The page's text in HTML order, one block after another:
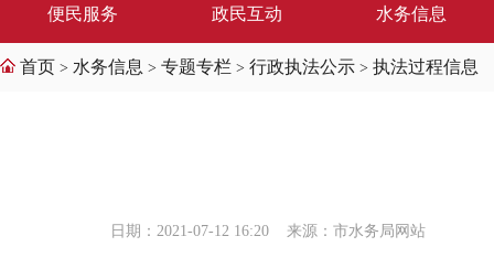
便民服务 政民互动 水务信息
首页 > 水务信息 > 专题专栏 > 行政执法公示 > 执法过程信息
日期：2021-07-12 16:20 来源：市水务局网站